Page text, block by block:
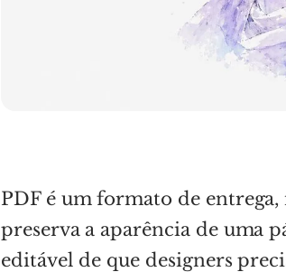
PDF é um formato de
preserva a aparência de uma
editável de que designers